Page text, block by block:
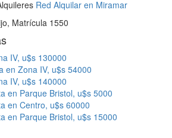
Red Alquilar en Miramar
Matrícula 1550
IV, u$s 130000
en Zona IV, u$s 54000
IV, u$s 140000
en Parque Bristol, u$s 5000
en Centro, u$s 60000
en Parque Bristol, u$s 15000